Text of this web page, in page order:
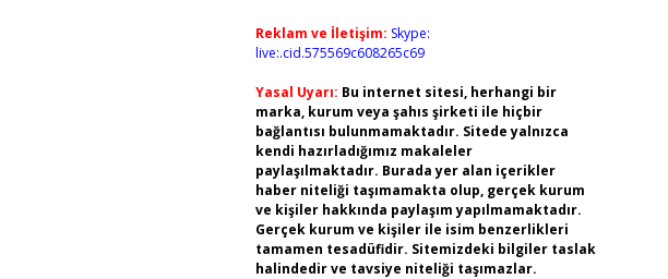
Reklam ve İletişim: Skype:
live:.cid.575569c608265c69
Yasal Uyarı: Bu internet sitesi, herhangi bir
marka, kurum veya şahıs şirketi ile hiçbir
bağlantısı bulunmamaktadır. Sitede yalnızca
kendi hazırladığımız makaleler
paylaşılmaktadır. Burada yer alan içerikler
haber niteliği taşımamakta olup, gerçek kurum
ve kişiler hakkında paylaşım yapılmamaktadır.
Gerçek kurum ve kişiler ile isim benzerlikleri
tamamen tesadüfidir. Sitemizdeki bilgiler taslak
halindedir ve tavsiye niteliği taşımazlar.